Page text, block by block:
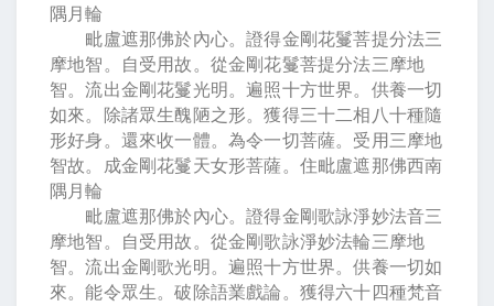
隅月輪
毗盧遮那佛於內心。證得金剛花鬘菩提分法三
摩地智。自受用故。從金剛花鬘菩提分法三摩地
智。流出金剛花鬘光明。遍照十方世界。供養一切
如來。除諸眾生醜陋之形。獲得三十二相八十種隨
形好身。還來收一體。為令一切菩薩。受用三摩地
智故。成金剛花鬘天女形菩薩。住毗盧遮那佛西南
隅月輪
毗盧遮那佛於內心。證得金剛歌詠淨妙法音三
摩地智。自受用故。從金剛歌詠淨妙法輪三摩地
智。流出金剛歌光明。遍照十方世界。供養一切如
來。能令眾生。破除語業戲論。獲得六十四種梵音